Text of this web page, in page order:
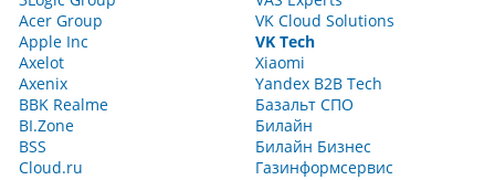
Acer Group
Apple Inc
Axelot
Axenix
BBK Realme
BI.Zone
BSS
Cloud.ru
VK Cloud Solutions
VK Tech
Xiaomi
Yandex B2B Tech
Базальт СПО
Билайн
Билайн Бизнес
Газинформсервис